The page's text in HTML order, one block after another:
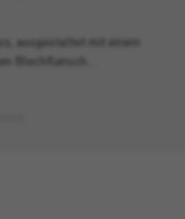
ausgestattet mit einem
Blechflansch…